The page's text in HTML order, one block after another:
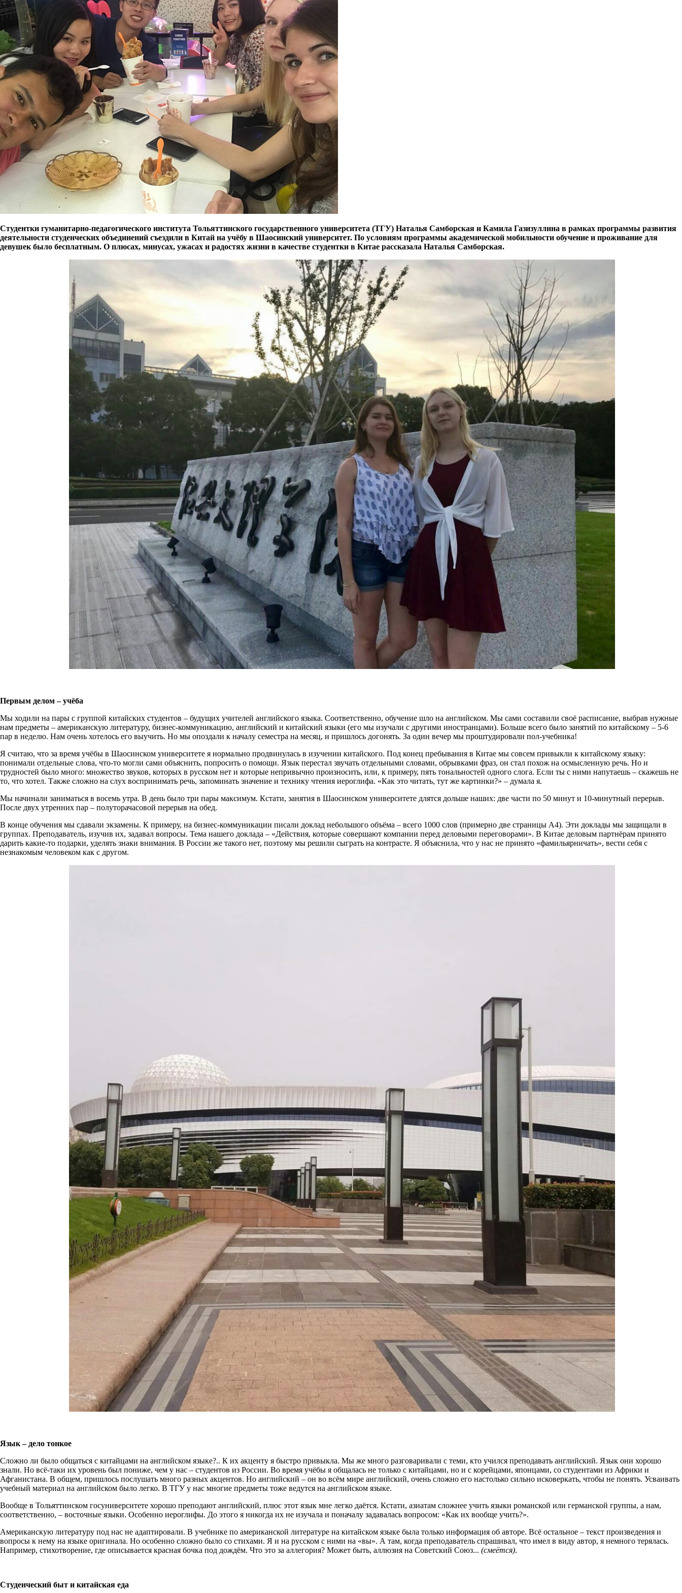
Студентки гуманитарно-педагогического института Тольяттинского государственного университета (ТГУ) Наталья Самборская и Камила Газизуллина в рамках программы развития
деятельности студенческих объединений съездили в Китай на учёбу в Шаосинский университет. По условиям программы академической мобильности обучение и проживание для
девушек было бесплатным. О плюсах, минусах, ужасах и радостях жизни в качестве студентки в Китае рассказала Наталья Самборская.
Первым делом – учёба
Мы ходили на пары с группой китайских студентов – будущих учителей английского языка. Соответственно, обучение шло на английском. Мы сами составили своё расписание, выбрав нужные
нам предметы – американскую литературу, бизнес-коммуникацию, английский и китайский языки (его мы изучали с другими иностранцами). Больше всего было занятий по китайскому – 5-6
пар в неделю. Нам очень хотелось его выучить. Но мы опоздали к началу семестра на месяц, и пришлось догонять. За один вечер мы проштудировали пол-учебника!
Я считаю, что за время учёбы в Шаосинском университете я нормально продвинулась в изучении китайского. Под конец пребывания в Китае мы совсем привыкли к китайскому языку:
понимали отдельные слова, что-то могли сами объяснить, попросить о помощи. Язык перестал звучать отдельными словами, обрывками фраз, он стал похож на осмысленную речь. Но и
трудностей было много: множество звуков, которых в русском нет и которые непривычно произносить, или, к примеру, пять тональностей одного слога. Если ты с ними напутаешь – скажешь не
то, что хотел. Также сложно на слух воспринимать речь, запоминать значение и технику чтения иероглифа. «Как это читать, тут же картинки?» – думала я.
Мы начинали заниматься в восемь утра. В день было три пары максимум. Кстати, занятия в Шаосинском университете длятся дольше наших: две части по 50 минут и 10-минутный перерыв.
После двух утренних пар – полуторачасовой перерыв на обед.
В конце обучения мы сдавали экзамены. К примеру, на бизнес-коммуникации писали доклад небольшого объёма – всего 1000 слов (примерно две страницы А4). Эти доклады мы защищали в
группах. Преподаватель, изучив их, задавал вопросы. Тема нашего доклада – «Действия, которые совершают компании перед деловыми переговорами». В Китае деловым партнёрам принято
дарить какие-то подарки, уделять знаки внимания. В России же такого нет, поэтому мы решили сыграть на контрасте. Я объяснила, что у нас не принято «фамильярничать», вести себя с
незнакомым человеком как с другом.
Язык – дело тонкое
Сложно ли было общаться с китайцами на английском языке?.. К их акценту я быстро привыкла. Мы же много разговаривали с теми, кто учился преподавать английский. Язык они хорошо
знали. Но всё-таки их уровень был пониже, чем у нас – студентов из России. Во время учёбы я общалась не только с китайцами, но и с корейцами, японцами, со студентами из Африки и
Афганистана. В общем, пришлось послушать много разных акцентов. Но английский – он во всём мире английский, очень сложно его настолько сильно исковеркать, чтобы не понять. Усваивать
учебный материал на английском было легко. В ТГУ у нас многие предметы тоже ведутся на английском языке.
Вообще в Тольяттинском госуниверситете хорошо преподают английский, плюс этот язык мне легко даётся. Кстати, азиатам сложнее учить языки романской или германской группы, а нам,
соответственно, – восточные языки. Особенно иероглифы. До этого я никогда их не изучала и поначалу задавалась вопросом: «Как их вообще учить?».
Американскую литературу под нас не адаптировали. В учебнике по американской литературе на китайском языке была только информация об авторе. Всё остальное – текст произведения и
вопросы к нему на языке оригинала. Но особенно сложно было со стихами. Я и на русском с ними на «вы». А там, когда преподаватель спрашивал, что имел в виду автор, я немного терялась.
Например, стихотворение, где описывается красная бочка под дождём. Что это за аллегория? Может быть, аллюзия на Советский Союз... (смеётся).
Студенческий быт и китайская еда